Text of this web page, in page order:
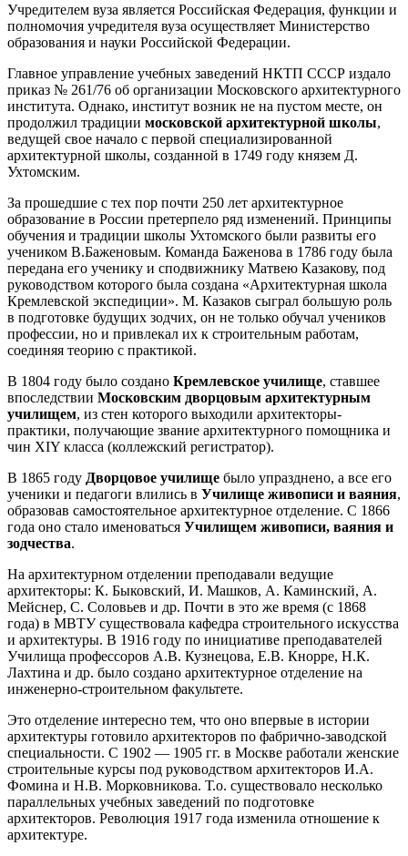
Учредителем вуза является Российская Федерация, функции и
полномочия учредителя вуза осуществляет Министерство
образования и науки Российской Федерации.
Главное управление учебных заведений НКТП СССР издало
приказ № 261/76 об организации Московского архитектурного
института. Однако, институт возник не на пустом месте, он
продолжил традиции московской архитектурной школы,
ведущей свое начало с первой специализированной
архитектурной школы, созданной в 1749 году князем Д.
Ухтомским.
За прошедшие с тех пор почти 250 лет архитектурное
образование в России претерпело ряд изменений. Принципы
обучения и традиции школы Ухтомского были развиты его
учеником В.Баженовым. Команда Баженова в 1786 году была
передана его ученику и сподвижнику Матвею Казакову, под
руководством которого была создана «Архитектурная школа
Кремлевской экспедиции». М. Казаков сыграл большую роль
в подготовке будущих зодчих, он не только обучал учеников
профессии, но и привлекал их к строительным работам,
соединяя теорию с практикой.
В 1804 году было создано Кремлевское училище, ставшее
впоследствии Московским дворцовым архитектурным
училищем, из стен которого выходили архитекторы-
практики, получающие звание архитектурного помощника и
чин ХIY класса (коллежский регистратор).
В 1865 году Дворцовое училище было упразднено, а все его
ученики и педагоги влились в Училище живописи и ваяния,
образовав самостоятельное архитектурное отделение. С 1866
года оно стало именоваться Училищем живописи, ваяния и
зодчества.
На архитектурном отделении преподавали ведущие
архитекторы: К. Быковский, И. Машков, А. Каминский, А.
Мейснер, С. Соловьев и др. Почти в это же время (с 1868
года) в МВТУ существовала кафедра строительного искусства
и архитектуры. В 1916 году по инициативе преподавателей
Училища профессоров А.В. Кузнецова, Е.В. Кнорре, Н.К.
Лахтина и др. было создано архитектурное отделение на
инженерно-строительном факультете.
Это отделение интересно тем, что оно впервые в истории
архитектуры готовило архитекторов по фабрично-заводской
специальности. С 1902 — 1905 гг. в Москве работали женские
строительные курсы под руководством архитекторов И.А.
Фомина и Н.В. Морковникова. Т.о. существовало несколько
параллельных учебных заведений по подготовке
архитекторов. Революция 1917 года изменила отношение к
архитектуре.